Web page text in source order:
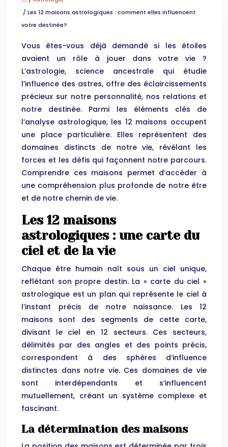
/ Les 12 maisons astrologiques : comment elles influencent
votre destinée?
Vous êtes-vous déjà demandé si les étoiles
avaient un rôle à jouer dans votre vie ?
L’astrologie, science ancestrale qui étudie
l’influence des astres, offre des éclaircissements
précieux sur notre personnalité, nos relations et
notre destinée. Parmi les éléments clés de
l’analyse astrologique, les 12 maisons occupent
une place particulière. Elles représentent des
domaines distincts de notre vie, révélant les
forces et les défis qui façonnent notre parcours.
Comprendre ces maisons permet d’accéder à
une compréhension plus profonde de notre être
et de notre chemin de vie.
Les 12 maisons
astrologiques : une carte du
ciel et de la vie
Chaque être humain naît sous un ciel unique,
reflétant son propre destin. La « carte du ciel »
astrologique est un plan qui représente le ciel à
l’instant précis de notre naissance. Les 12
maisons sont des segments de cette carte,
divisant le ciel en 12 secteurs. Ces secteurs,
délimités par des angles et des points précis,
correspondent à des sphères d’influence
distinctes dans notre vie. Ces domaines de vie
sont interdépendants et s’influencent
mutuellement, créant un système complexe et
fascinant.
La détermination des maisons